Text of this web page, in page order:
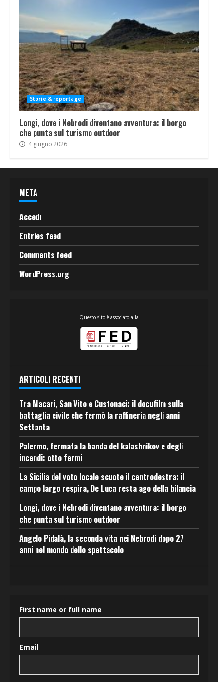
Storie & reportage
Longi, dove i Nebrodi diventano avventura: il borgo
che punta sul turismo outdoor
4 giugno 2026
META
Accedi
Entries feed
Comments feed
WordPress.org
Questo sito è associato alla
ARTICOLI RECENTI
Tra Macari, San Vito e Custonaci: il docufilm sulla
battaglia civile che fermò la raffineria negli anni
Settanta
Palermo, fermata la banda del kalashnikov e degli
incendi: otto fermi
La Sicilia del voto locale scuote il centrodestra: il
campo largo respira, De Luca resta ago della bilancia
Longi, dove i Nebrodi diventano avventura: il borgo
che punta sul turismo outdoor
Angelo Pidalà, la seconda vita nei Nebrodi dopo 27
anni nel mondo dello spettacolo
First name or full name
Email